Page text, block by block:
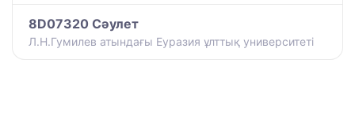
8D07320 Сәулет
Л.Н.Гумилев атындағы Еуразия ұлттық университеті